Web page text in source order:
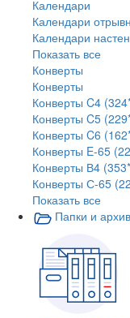
Календари
Календари
Календари
Показать все
Конверты
Конверты
Конверты C4
Конверты C5
Конверты C6
Конверты E-65
Конверты В4
Конверты С-65
Показать все
Папки и